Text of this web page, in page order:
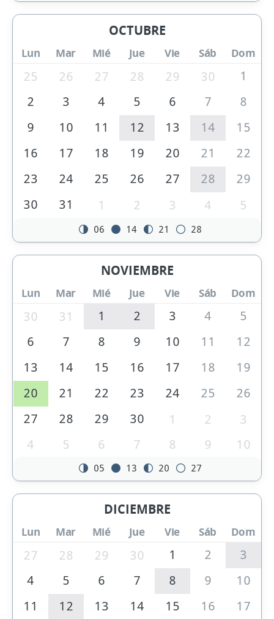
OCTUBRE
Lun Mar Mié Jue Vie Sáb Dom
25 26 27 28 29 30
1
2
3 4 5 6 7
8
9
10 11 12 13 14
15
16
17 18 19 20 21
22
23
24 25 26 27 28
29
30
31 1 2 3 4 5
06 14 21 28
NOVIEMBRE
Lun Mar Mié Jue Vie Sáb Dom
30 31 1 2 3 4
5
6
7 8 9 10 11
12
13
14 15 16 17 18
19
20
21 22 23 24 25
26
27
28 29 30 1 2
3
4
5 6 7 8 9 10
05 13 20 27
DICIEMBRE
Lun Mar Mié Jue Vie Sáb Dom
27 28 29 30 1 2
3
4
5 6 7 8 9
10
11
12 13 14 15 16
17